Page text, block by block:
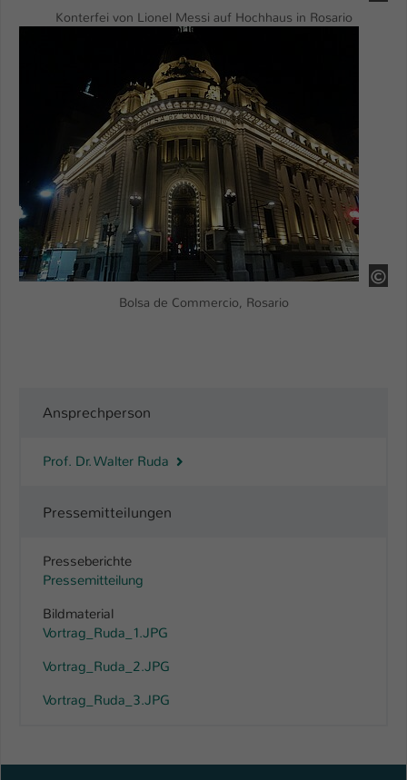
Konterfei von Lionel Messi auf Hochhaus in Rosario
Bolsa de Commercio, Rosario
Ansprechperson
Prof. Dr. Walter Ruda
Pressemitteilungen
Presseberichte
Pressemitteilung
Bildmaterial
Vortrag_Ruda_1.JPG
Vortrag_Ruda_2.JPG
Vortrag_Ruda_3.JPG